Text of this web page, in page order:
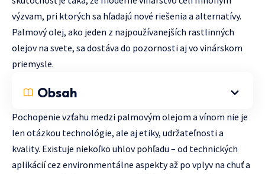
výzvam, pri ktorých sa hľadajú nové riešenia a alternatívy.
Palmový olej, ako jeden z najpoužívanejších rastlinných
olejov na svete, sa dostáva do pozornosti aj vo vinárskom
priemysle.
Obsah
Pochopenie vzťahu medzi palmovým olejom a vínom nie je
len otázkou technológie, ale aj etiky, udržateľnosti a
kvality. Existuje niekoľko uhlov pohľadu – od technických
aplikácií cez environmentálne aspekty až po vplyv na chuť a